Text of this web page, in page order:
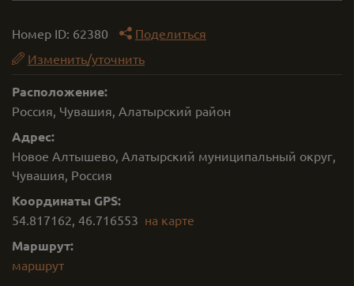
Номер ID: 62380
Поделиться
Изменить/уточнить
Расположение:
Россия, Чувашия, Алатырский район
Адрес:
Новое Алтышево, Алатырский муниципальный округ,
Чувашия, Россия
Координаты GPS:
54.817162, 46.716553 на карте
Маршрут:
маршрут